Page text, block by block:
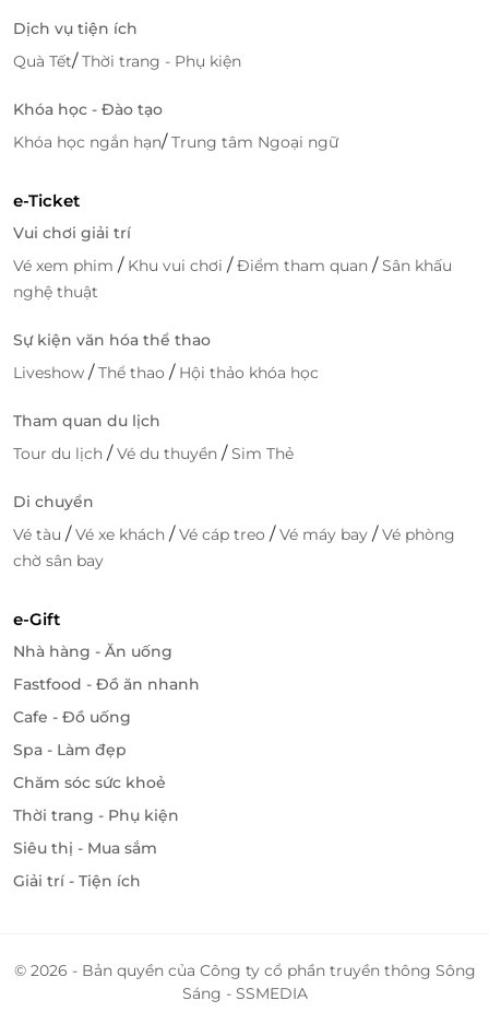
Dịch vụ tiện ích
Quà Tết/Thời trang - Phụ kiện
Khóa học - Đào tạo
Khóa học ngắn hạn/Trung tâm Ngoại ngữ
e-Ticket
Vui chơi giải trí
Vé xem phim / Khu vui chơi /Điểm tham quan /Sân khấu
nghệ thuật
Sự kiện văn hóa thể thao
Liveshow /Thể thao / Hội thảo khóa học
Tham quan du lịch
Tour du lịch /Vé du thuyền /Sim Thẻ
Di chuyển
Vé tàu /Vé xe khách /Vé cáp treo /Vé máy bay /Vé phòng
chờ sân bay
e-Gift
Nhà hàng - Ăn uống
Fastfood - Đồ ăn nhanh
Cafe - Đồ uống
Spa - Làm đẹp
Chăm sóc sức khoẻ
Thời trang - Phụ kiện
Siêu thị - Mua sắm
Giải trí - Tiện ích
© 2026 - Bản quyền của Công ty cổ phần truyền thông Sông
Sáng - SSMEDIA